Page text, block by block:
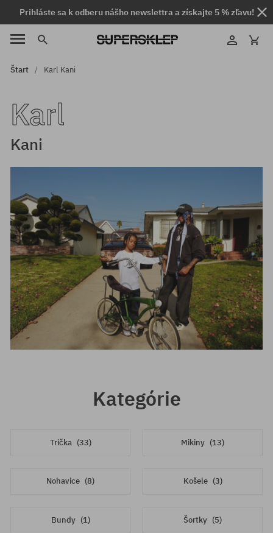
Prihláste sa k odberu nášho newslettra a získajte 5 % zľavu!
Štart Karl Kani
Karl
Kani
Kategórie
Trička (33) Mikiny (13)
Nohavice (8) Košele (3)
Bundy (1) Šortky (5)